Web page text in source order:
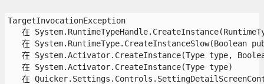
TargetInvocationException
在
在 System.RuntimeType.CreateInstanceSlow(Boolean
在 System.Activator.CreateInstance(Type type,
   在 System.Activator.CreateInstance(Type type)
在